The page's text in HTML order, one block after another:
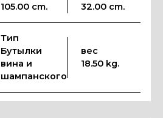
105.00 cm.
32.00 cm.
Тип
Бутылки
вина и
шампанского
вес
18.50 kg.